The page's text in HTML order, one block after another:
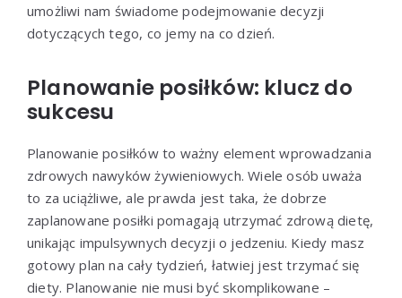
umożliwi nam świadome podejmowanie decyzji
dotyczących tego, co jemy na co dzień.
Planowanie posiłków: klucz do
sukcesu
Planowanie posiłków to ważny element wprowadzania
zdrowych nawyków żywieniowych. Wiele osób uważa
to za uciążliwe, ale prawda jest taka, że dobrze
zaplanowane posiłki pomagają utrzymać zdrową dietę,
unikając impulsywnych decyzji o jedzeniu. Kiedy masz
gotowy plan na cały tydzień, łatwiej jest trzymać się
diety. Planowanie nie musi być skomplikowane –